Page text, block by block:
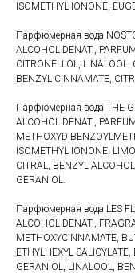
ISOMETHYL IONONE,
Парфюмерная вода
ALCOHOL DENAT.,
CITRONELLOL,
BENZYL CINNAMATE,
Парфюмерная вода THE
ALCOHOL DENAT.,
ISOMETHYL IONONE,
CITRAL, BENZYL
GERANIOL.
Парфюмерная вода LES
ALCOHOL DENAT.,
METHOXYCINNAMATE,
ETHYLHEXYL
GERANIOL, LINALOOL,